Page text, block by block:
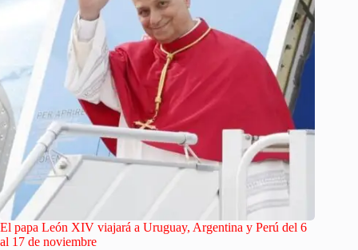
El papa León XIV viajará a Uruguay, Argentina y Perú del 6
al 17 de noviembre